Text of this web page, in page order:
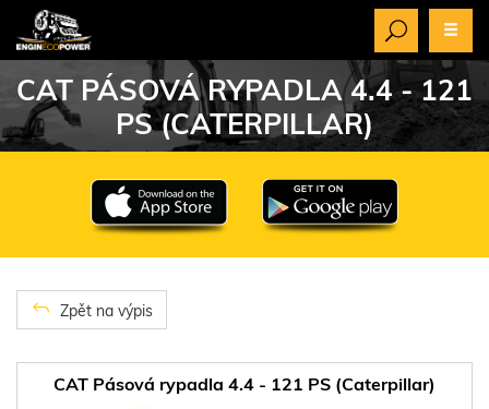
CAT PÁSOVÁ RYPADLA 4.4 - 121
PS (CATERPILLAR)
Zpět na výpis
CAT Pásová rypadla 4.4 - 121 PS (Caterpillar)